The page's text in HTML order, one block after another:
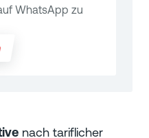
WhatsApp zu
nach tariflicher